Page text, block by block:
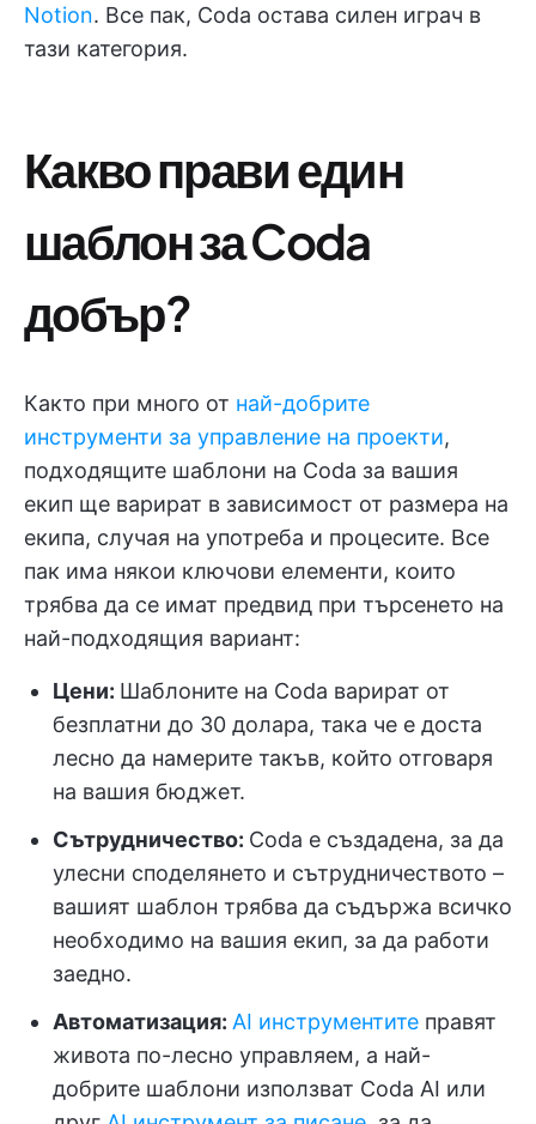
Notion. Все пак, Coda остава силен играч в
тази категория.
Какво прави един
шаблон за Coda
добър?
Както при много от най-добрите
инструменти за управление на проекти,
подходящите шаблони на Coda за вашия
екип ще варират в зависимост от размера на
екипа, случая на употреба и процесите. Все
пак има някои ключови елементи, които
трябва да се имат предвид при търсенето на
най-подходящия вариант:
Цени: Шаблоните на Coda варират от
безплатни до 30 долара, така че е доста
лесно да намерите такъв, който отговаря
на вашия бюджет.
Сътрудничество: Coda е създадена, за да
улесни споделянето и сътрудничеството –
вашият шаблон трябва да съдържа всичко
необходимо на вашия екип, за да работи
заедно.
Автоматизация: AI инструментите правят
живота по-лесно управляем, а най-
добрите шаблони използват Coda AI или